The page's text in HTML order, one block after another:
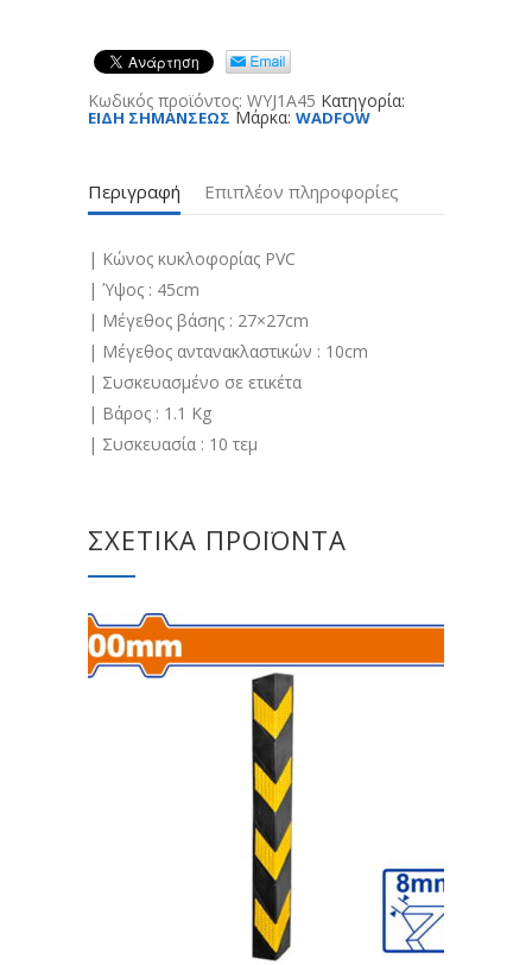
Κωδικός προϊόντος: WYJ1A45 Κατηγορία:
ΕΙΔΗ ΣΗΜΑΝΣΕΩΣ Μάρκα: WADFOW
Περιγραφή Επιπλέον πληροφορίες
| Κώνος κυκλοφορίας PVC
| Ύψος : 45cm
| Μέγεθος βάσης : 27×27cm
| Μέγεθος αντανακλαστικών : 10cm
| Συσκευασμένο σε ετικέτα
| Βάρος : 1.1 Kg
| Συσκευασία : 10 τεμ
ΣΧΕΤΙΚΆ ΠΡΟΪΌΝΤΑ